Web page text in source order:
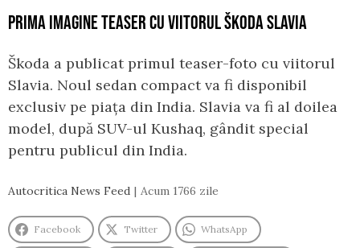
PRIMA IMAGINE TEASER CU VIITORUL ŠKODA SLAVIA
Škoda a publicat primul teaser-foto cu viitorul
Slavia. Noul sedan compact va fi disponibil
exclusiv pe piața din India. Slavia va fi al doilea
model, după SUV-ul Kushaq, gândit special
pentru publicul din India.
Autocritica News Feed Acum 1766 zile
Facebook Twitter WhatsApp